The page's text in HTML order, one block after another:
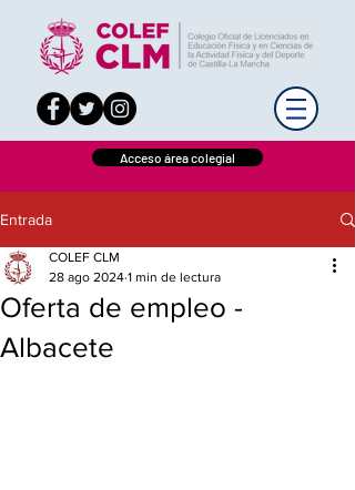
Acceso área colegial
Entrada
Oferta de empleo -
Albacete
COLEF CLM
28 ago 2024 1 min de lectura